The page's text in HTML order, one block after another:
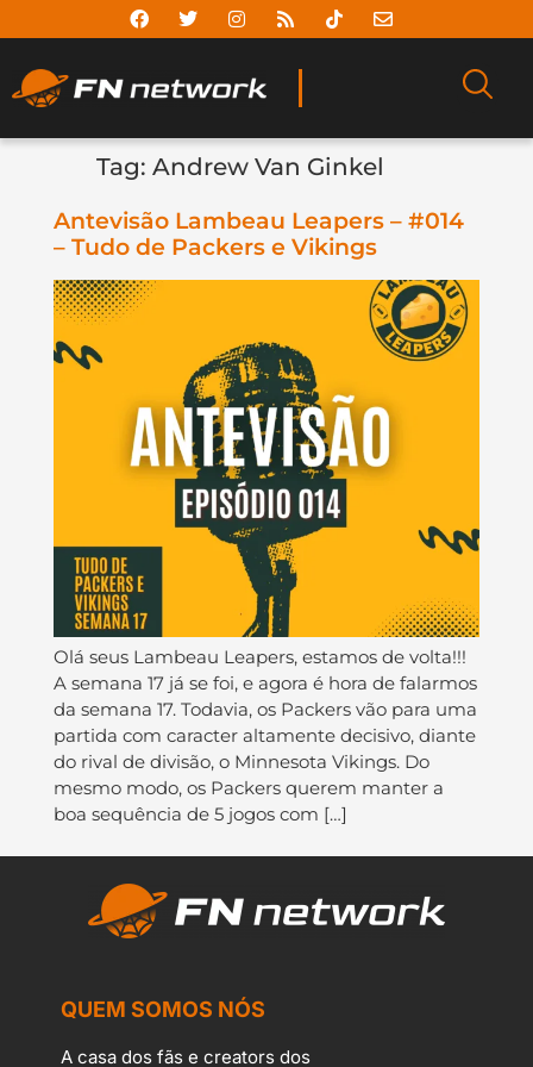
Tag: Andrew Van Ginkel
Antevisão Lambeau Leapers – #014
– Tudo de Packers e Vikings
Olá seus Lambeau Leapers, estamos de volta!!!
A semana 17 já se foi, e agora é hora de falarmos
da semana 17. Todavia, os Packers vão para uma
partida com caracter altamente decisivo, diante
do rival de divisão, o Minnesota Vikings. Do
mesmo modo, os Packers querem manter a
boa sequência de 5 jogos com […]
QUEM SOMOS NÓS
A casa dos fãs e creators dos